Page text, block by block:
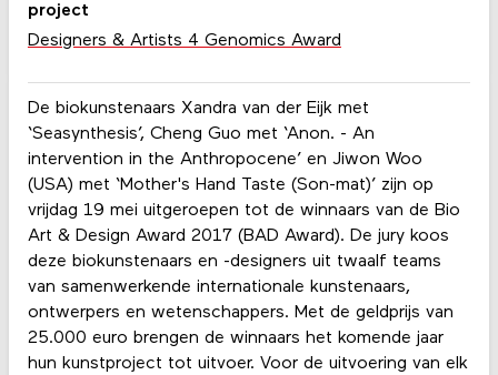
De biokunstenaars Xandra van der Eijk met
‘Seasynthesis’, Cheng Guo met ‘Anon. - An
intervention in the Anthropocene’ en Jiwon Woo
(USA) met ‘Mother's Hand Taste (Son-mat)’ zijn op
vrijdag 19 mei uitgeroepen tot de winnaars van de Bio
Art & Design Award 2017 (BAD Award). De jury koos
deze biokunstenaars en -designers uit twaalf teams
van samenwerkende internationale kunstenaars,
ontwerpers en wetenschappers. Met de geldprijs van
25.000 euro brengen de winnaars het komende jaar
hun kunstproject tot uitvoer. Voor de uitvoering van elk
project
Designers & Artists 4 Genomics Award